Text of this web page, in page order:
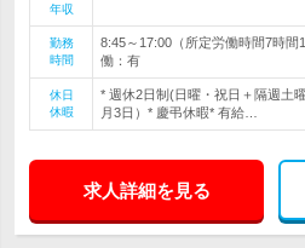
年収
勤務
時間
8:45～17:00（所定労働時間7時
働：有
休日
休暇
* 週休2日制(日曜・祝日＋隔週土
月3日）* 慶弔休暇* 有給…
求人詳細を見る